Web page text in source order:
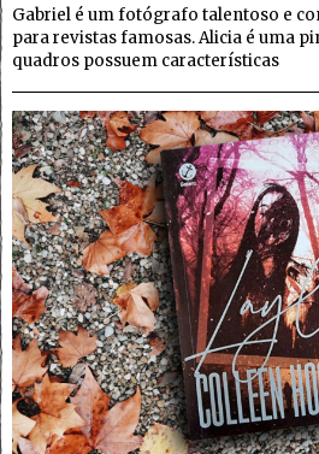
Gabriel é um fotógrafo talentoso e
para revistas famosas. Alicia é uma
quadros possuem características